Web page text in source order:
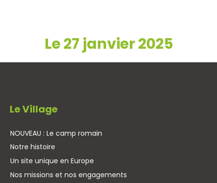
Le 27 janvier 2025
Le Village
NOUVEAU : Le camp romain
Notre histoire
Un site unique en Europe
Nos missions et nos engagements